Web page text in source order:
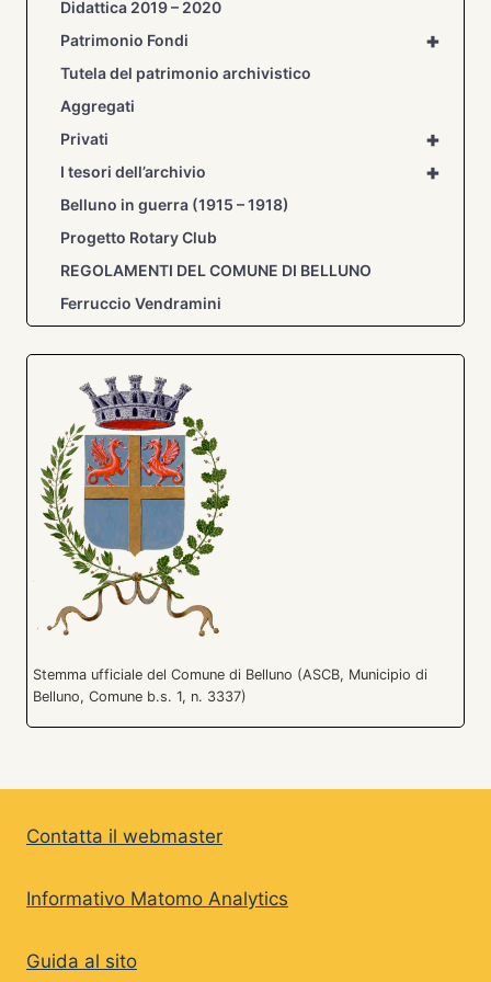
Didattica 2019 – 2020
+
Patrimonio Fondi
Tutela del patrimonio archivistico
Aggregati
+
Privati
+
I tesori dell’archivio
Belluno in guerra (1915 – 1918)
Progetto Rotary Club
REGOLAMENTI DEL COMUNE DI BELLUNO
Ferruccio Vendramini
Stemma ufficiale del Comune di Belluno (ASCB, Municipio di
Belluno, Comune b.s. 1, n. 3337)
Contatta il webmaster
Informativo Matomo Analytics
Guida al sito